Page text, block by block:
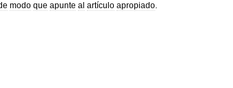
modo que apunte al artículo apropiado.